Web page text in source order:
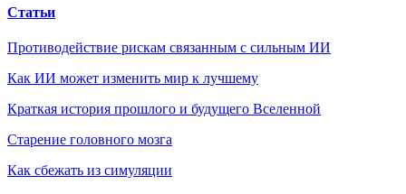
Статьи
Противодействие рискам связанным с сильным ИИ
Как ИИ может изменить мир к лучшему
Краткая история прошлого и будущего Вселенной
Старение головного мозга
Как сбежать из симуляции